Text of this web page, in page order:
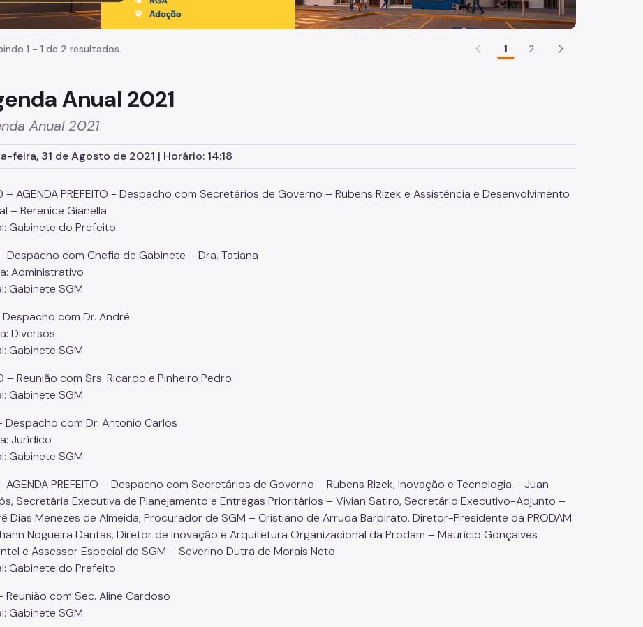
1 - 1 de 2 resultados. 1 2
Anual 2021
Anual 2021
feira, 31 de Agosto de 2021 | Horário: 14:18
– AGENDA PREFEITO - Despacho com Secretários de Governo – Rubens Rizek e Assistência e Desenvolvimento
– Berenice Gianella
Gabinete do Prefeito
Despacho com Chefia de Gabinete – Dra. Tatiana
Administrativo
Gabinete SGM
Despacho com Dr. André
Diversos
Gabinete SGM
– Reunião com Srs. Ricardo e Pinheiro Pedro
Gabinete SGM
Despacho com Dr. Antonio Carlos
Jurídico
Gabinete SGM
AGENDA PREFEITO – Despacho com Secretários de Governo – Rubens Rizek, Inovação e Tecnologia – Juan
Secretária Executiva de Planejamento e Entregas Prioritários – Vivian Satiro, Secretário Executivo-Adjunto –
Dias Menezes de Almeida, Procurador de SGM – Cristiano de Arruda Barbirato, Diretor-Presidente da PRODAM
Nogueira Dantas, Diretor de Inovação e Arquitetura Organizacional da Prodam – Maurício Gonçalves
e Assessor Especial de SGM – Severino Dutra de Morais Neto
Gabinete do Prefeito
Reunião com Sec. Aline Cardoso
Gabinete SGM